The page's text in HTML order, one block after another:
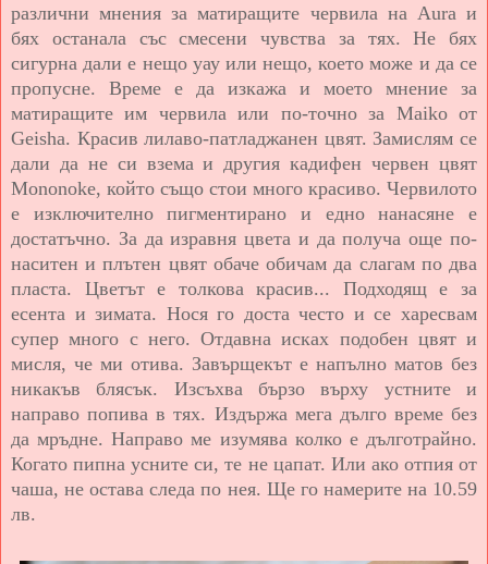
различни мнения за матиращите червила на Aura и
бях останала със смесени чувства за тях. Не бях
сигурна дали е нещо уау или нещо, което може и да се
пропусне. Време е да изкажа и моето мнение за
матиращите им червила или по-точно за Maiko от
Geisha. Красив лилаво-патладжанен цвят. Замислям се
дали да не си взема и другия кадифен червен цвят
Mononoke, който също стои много красиво. Червилото
е изключително пигментирано и едно нанасяне е
достатъчно. За да изравня цвета и да получа още по-
наситен и плътен цвят обаче обичам да слагам по два
пласта. Цветът е толкова красив... Подходящ е за
есента и зимата. Нося го доста често и се харесвам
супер много с него. Отдавна исках подобен цвят и
мисля, че ми отива. Завърщекът е напълно матов без
никакъв блясък. Изсъхва бързо върху устните и
направо попива в тях. Издържа мега дълго време без
да мръдне. Направо ме изумява колко е дълготрайно.
Когато пипна усните си, те не цапат. Или ако отпия от
чаша, не остава следа по нея. Ще го намерите на 10.59
лв.